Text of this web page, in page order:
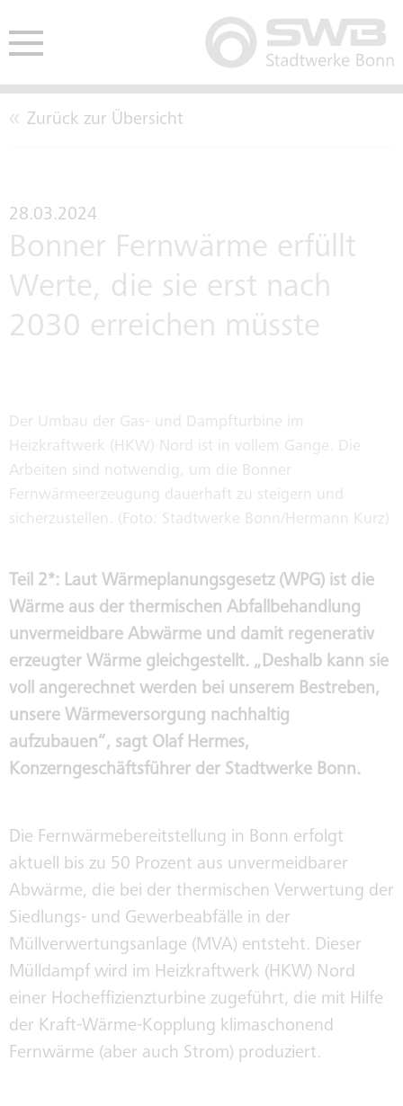
EINKAUFSBEDINGUNGEN
TARIFTREUE- UND
FAHRZEUGVERKAUF
IMMOBILIENVERKAUF /
VERMIETUNG
KENNZAHLEN
GESCHÄFTSFÜHRUNG
AUFSICHTSRÄTE
KODEX
INTERNE MELDESTELLE NACH
HINWEISGEBERSCHUTZGESETZ
SORGFALTSPFLICHTEN IN
LIEFERKETTEN
NACHHALTIGKEITSREPORT
KLIMAWERKE
KLIMABUS
KONZERNGESELLSCHAFTEN
Zurück zur Übersicht
28.03.2024
Bonner Fernwärme erfüllt
Werte, die sie erst nach
2030 erreichen müsste
Der Umbau der Gas- und Dampfturbine im
Heizkraftwerk (HKW) Nord ist in vollem Gange. Die
Arbeiten sind notwendig, um die Bonner
Fernwärmeerzeugung dauerhaft zu steigern und
sicherzustellen. (Foto: Stadtwerke Bonn/Hermann Kurz)
Teil 2*: Laut Wärmeplanungsgesetz (WPG) ist die
Wärme aus der thermischen Abfallbehandlung
unvermeidbare Abwärme und damit regenerativ
erzeugter Wärme gleichgestellt. „Deshalb kann sie
voll angerechnet werden bei unserem Bestreben,
unsere Wärmeversorgung nachhaltig
aufzubauen“, sagt Olaf Hermes,
Konzerngeschäftsführer der Stadtwerke Bonn.
Die Fernwärmebereitstellung in Bonn erfolgt
aktuell bis zu 50 Prozent aus unvermeidbarer
Abwärme, die bei der thermischen Verwertung der
Siedlungs- und Gewerbeabfälle in der
Müllverwertungsanlage (MVA) entsteht. Dieser
Mülldampf wird im Heizkraftwerk (HKW) Nord
einer Hocheffizienzturbine zugeführt, die mit Hilfe
der Kraft-Wärme-Kopplung klimaschonend
Fernwärme (aber auch Strom) produziert.